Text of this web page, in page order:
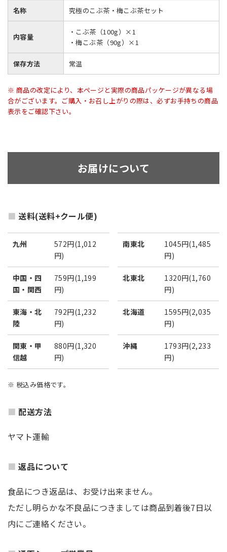
名称 究極のこぶ茶・梅こぶ茶セット
内容量
・こぶ茶（100g）×1
・梅こぶ茶（90g）×1
保存方法 常温
※ 商品の改定により、本ページと実際の商品パッケージが異なる場
合がございます。ご購入・お召し上がりの際は、必ずお手持ちの商品
表示をご確認下さい。
お届けについて
送料(送料+クール便)
九州
572円(1,012
円)
中国・四
国・関西
759円(1,199
円)
東海・北
陸
792円(1,232
円)
関東・甲
信越
880円(1,320
円)
南東北
1045円(1,485
円)
北東北
1320円(1,760
円)
北海道
1595円(2,035
円)
沖縄
1793円(2,233
円)
※ 税込み価格です。
配送方法
ヤマト運輸
返品について
食品につき返品は、お受け出来ません。
ただし明らかな不良品につきましては商品到着後7日以
内にご連絡ください。